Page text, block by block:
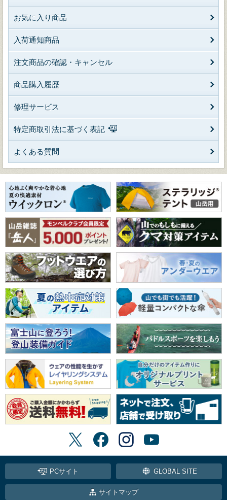
お気に入り商品
入荷通知商品
注文商品の確認・キャンセル
商品購入履歴
修理サービス
特定商取引法に基づく表記
よくある質問
PCサイト GLOBAL SITE
サイトマップ